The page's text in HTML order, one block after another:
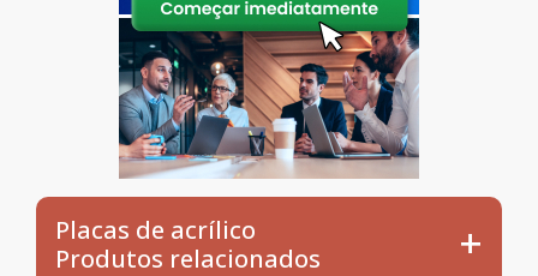
Placas de acrílico
Produtos relacionados